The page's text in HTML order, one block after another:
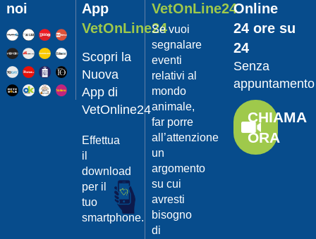
Dott.
Felici
Manuel
Guarda
il video
da
Dott.
Felici
noi
App
VetOnLine24
Scopri la
Nuova
App di
VetOnline24
Effettua
il
download
per il
tuo
smartphone.
VetOnLine24
Se vuoi
segnalare
eventi
relativi al
mondo
animale,
far porre
all’attenzione
un
argomento
su cui
avresti
bisogno
di
Online
24 ore su
24
Senza
appuntamento
CHIAMA
ORA